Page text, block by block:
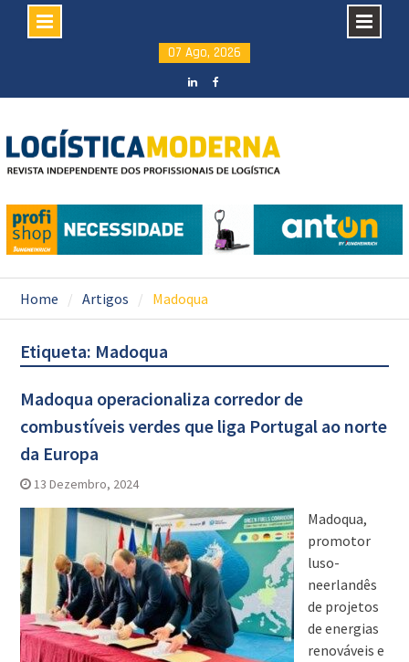
content
07 Ago, 2026
Home Artigos Madoqua
Etiqueta: Madoqua
Madoqua operacionaliza corredor de
combustíveis verdes que liga Portugal ao norte
da Europa
13 Dezembro, 2024
Madoqua,
promotor
luso-
neerlandês
de projetos
de energias
renováveis e